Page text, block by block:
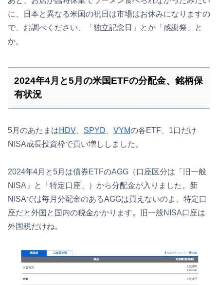
に、日本と異なる米国の祝日は市場はお休みになりますの
で、お調べください、「独立記念日」とか「感謝祭」と
か。
2024年4月と5月の米国ETFの分配金、銘柄保
有状況
5月のあたまはHDV SPYD VYMの各ETF、1口だけ
NISA成長投資枠で買い増ししました。
2024年4月と5月は債券ETFのAGG（口座区分は「旧一般
NISA」と「特定口座」）から分配金が入りました。新
NISAでは毎月分配金のあるAGGは買えないのよ、特定口
座だと外国と国内の税金かかります。旧一般NISA口座は
外国税だけね。